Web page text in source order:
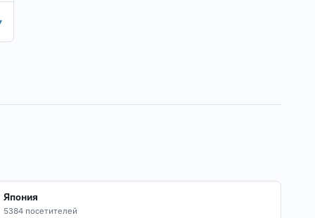
Япония
5384 посетителей